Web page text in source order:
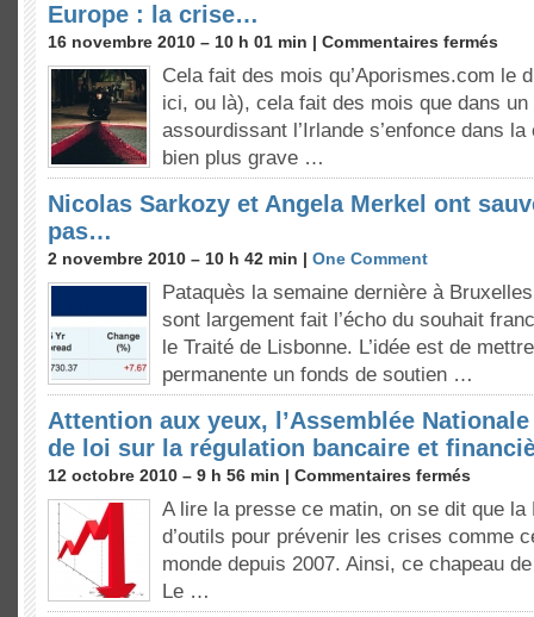
Europe : la crise…
16 novembre 2010 – 10 h 01 min | Commentaires fermés
Cela fait des mois qu’Aporismes.com le
ici, ou là), cela fait des mois que dans
assourdissant l’Irlande s’enfonce dans
bien plus grave …
Nicolas Sarkozy et Angela Merkel ont
pas…
2 novembre 2010 – 10 h 42 min | One Comment
Pataquès la semaine dernière à
sont largement fait l’écho du souhait
le Traité de Lisbonne. L’idée est de
permanente un fonds de soutien …
Attention aux yeux, l’Assemblée
de loi sur la régulation bancaire et
12 octobre 2010 – 9 h 56 min | Commentaires fermés
A lire la presse ce matin, on se dit que la
d’outils pour prévenir les crises comme
monde depuis 2007. Ainsi, ce chapeau
Le …